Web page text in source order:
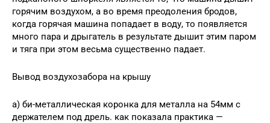
горячим воздухом, а во время преодоления бродов,
когда горячая машина попадает в воду, то появляется
много пара и дрыгатель в результате дышит этим паром
и тяга при этом весьма существенно падает.
Вывод воздухозабора на крышу
а) би-металлическая коронка для металла на 54мм с
держателем под дрель. как показала практика —